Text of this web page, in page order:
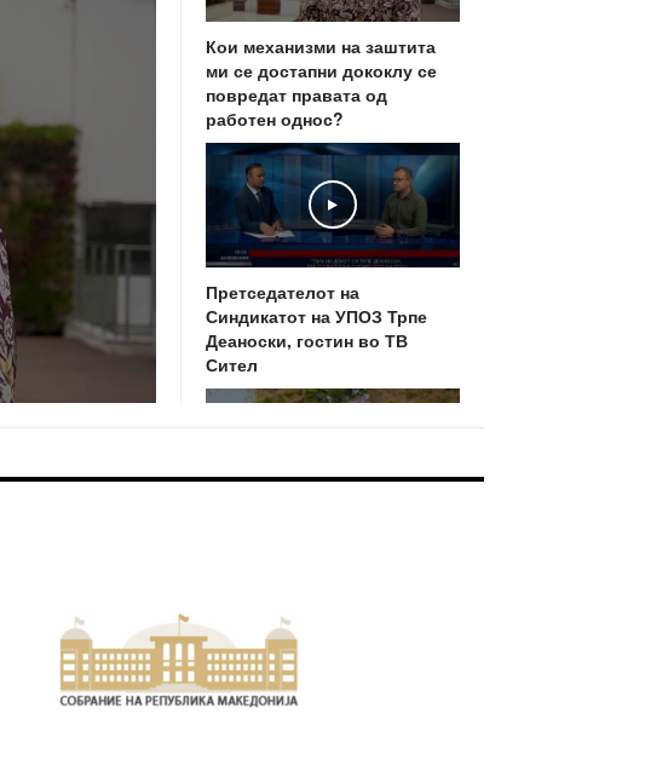
Кои механизми на заштита
ми се достапни дококлу се
повредат правата од
работен однос?
Play
Претседателот на
Синдикатот на УПОЗ Трпе
Деаноски, гостин во ТВ
Сител
вонредна состојба?